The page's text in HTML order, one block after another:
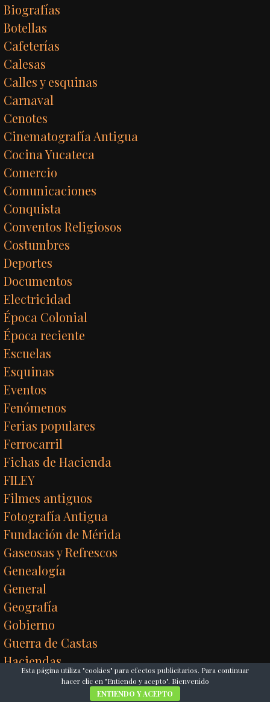
Biografías
Botellas
Cafeterías
Calesas
Calles y esquinas
Carnaval
Cenotes
Cinematografía Antigua
Cocina Yucateca
Comercio
Comunicaciones
Conquista
Conventos Religiosos
Costumbres
Deportes
Documentos
Electricidad
Época Colonial
Época reciente
Escuelas
Esquinas
Eventos
Fenómenos
Ferias populares
Ferrocarril
Fichas de Hacienda
FILEY
Filmes antiguos
Fotografía Antigua
Fundación de Mérida
Gaseosas y Refrescos
Genealogía
General
Geografía
Gobierno
Guerra de Castas
Haciendas
Henequén
Esta página utiliza "cookies" para efectos publicitarios. Para continuar
hacer clic en "Entiendo y acepto". Bienvenido
ENTIENDO Y ACEPTO